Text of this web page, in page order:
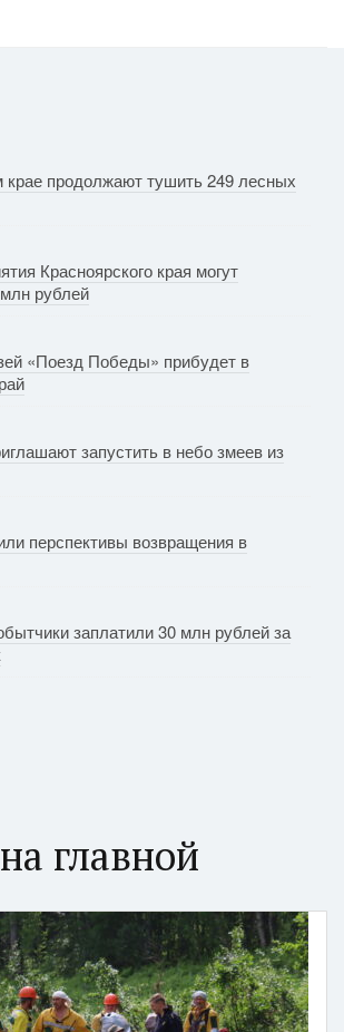
крае продолжают тушить 249 лесных
Красноярского края могут
рублей
«Поезд Победы» прибудет в
запустить в небо змеев из
перспективы возвращения в
заплатили 30 млн рублей за
главной